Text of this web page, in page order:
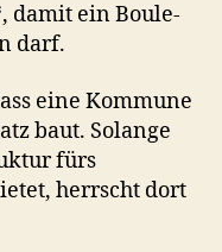
, damit ein Boule-
darf.
eine Kommune
baut. Solange
fürs
herrscht dort